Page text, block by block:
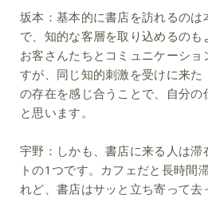
坂本： 基本的に書店を訪れるの
で、知的な客層を取り込めるのも
お客さんたちとコミュニケーシ
すが、同じ知的刺激を受けに来た
の存在を感じ合うことで、自分の
と思います。
宇野： しかも、書店に来る人は
トの1つです。カフェだと長時間
れど、書店はサッと立ち寄って去